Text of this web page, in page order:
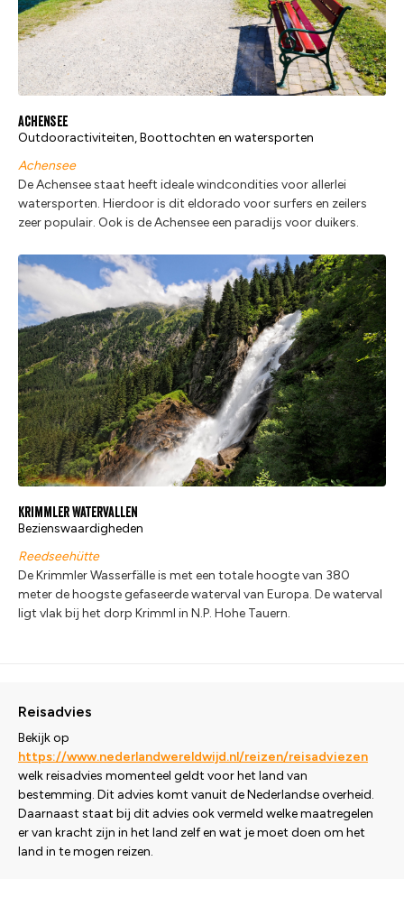
Achensee
Outdooractiviteiten, Boottochten en watersporten
Achensee
De Achensee staat heeft ideale windcondities voor allerlei
watersporten. Hierdoor is dit eldorado voor surfers en zeilers
zeer populair. Ook is de Achensee een paradijs voor duikers.
Krimmler Watervallen
Bezienswaardigheden
Reedseehütte
De Krimmler Wasserfälle is met een totale hoogte van 380
meter de hoogste gefaseerde waterval van Europa. De waterval
ligt vlak bij het dorp Krimml in N.P. Hohe Tauern.
Reisadvies
Bekijk op
https://www.nederlandwereldwijd.nl/reizen/reisadviezen
welk reisadvies momenteel geldt voor het land van
bestemming. Dit advies komt vanuit de Nederlandse overheid.
Daarnaast staat bij dit advies ook vermeld welke maatregelen
er van kracht zijn in het land zelf en wat je moet doen om het
land in te mogen reizen.